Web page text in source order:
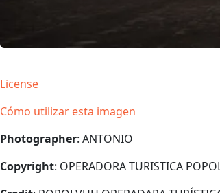
License
Cómo utilizar esta imagen
Photographer: ANTONIO
Copyright: OPERADORA TURISTICA